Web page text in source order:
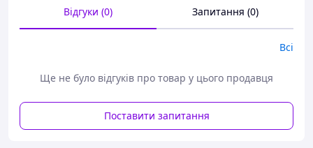
відмінному стані, без будь-яких дефектів.
Перед відправкою ми надійно упаковуємо марки у
- Пром-оплата,
- Післяплата Нової Пошти;
- На картку банка;
Відгуки (0) Запитання (0)
Всі
Ще не було відгуків про товар у цього продавця
Поставити запитання